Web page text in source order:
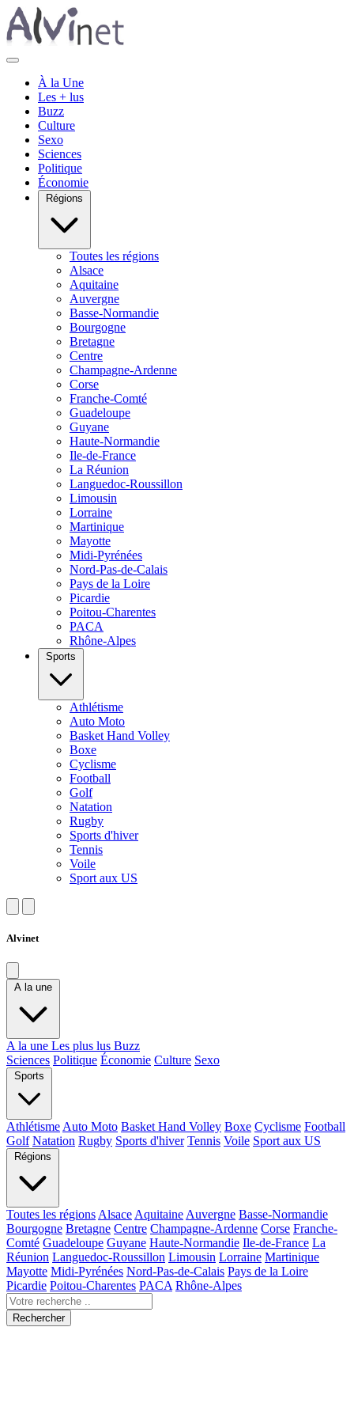
À la Une
Les + lus
Buzz
Culture
Sexo
Sciences
Politique
Économie
Régions
Toutes les régions
Alsace
Aquitaine
Auvergne
Basse-Normandie
Bourgogne
Bretagne
Centre
Champagne-Ardenne
Corse
Franche-Comté
Guadeloupe
Guyane
Haute-Normandie
Ile-de-France
La Réunion
Languedoc-Roussillon
Limousin
Lorraine
Martinique
Mayotte
Midi-Pyrénées
Nord-Pas-de-Calais
Pays de la Loire
Picardie
Poitou-Charentes
PACA
Rhône-Alpes
Sports
Athlétisme
Auto Moto
Basket Hand Volley
Boxe
Cyclisme
Football
Golf
Natation
Rugby
Sports d'hiver
Tennis
Voile
Sport aux US
Alvinet
A la une
A la une Les plus lus Buzz
Sciences Politique Économie Culture Sexo
Sports
Athlétisme Auto Moto Basket Hand Volley Boxe Cyclisme Football
Golf Natation Rugby Sports d'hiver Tennis Voile Sport aux US
Régions
Toutes les régions Alsace Aquitaine Auvergne Basse-Normandie
Bourgogne Bretagne Centre Champagne-Ardenne Corse Franche-
Comté Guadeloupe Guyane Haute-Normandie Ile-de-France La
Réunion Languedoc-Roussillon Limousin Lorraine Martinique
Mayotte Midi-Pyrénées Nord-Pas-de-Calais Pays de la Loire
Picardie Poitou-Charentes PACA Rhône-Alpes
Rechercher